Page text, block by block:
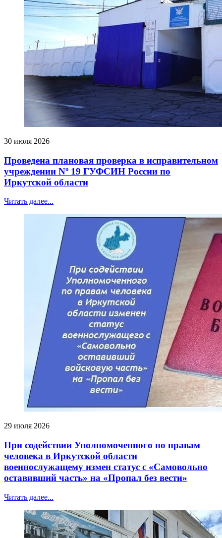
30 июля 2026
Проведена плановая проверка в исправительном
учреждении Nº 19 ГУФСИН России по
Иркутской области
Читать далее...
29 июля 2026
При содействии Уполномоченного по правам
человека в Иркутской области
военнослужащему измен статус с «Самовольно
оставивший часть» на «Пропал без вести»
Читать далее...